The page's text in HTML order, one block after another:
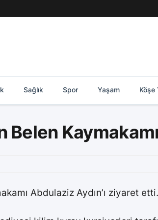
Sağlık Spor Yaşam Köşe
Belen
Abdulaziz Aydın’ı ziyaret etti.